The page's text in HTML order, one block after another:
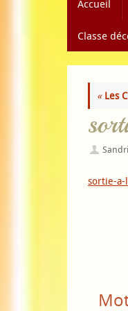
Accueil
Classe
«Les
sortie-a-